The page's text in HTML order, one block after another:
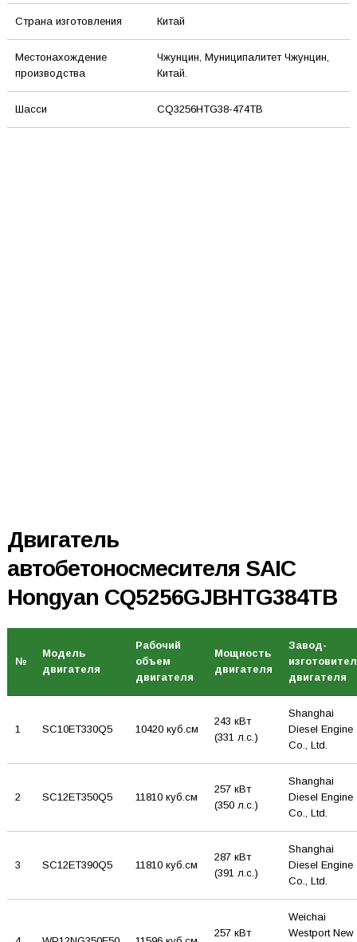
Страна изготовления Китай
Местонахождение
производства
Чжунцин, Муниципалитет Чжунцин,
Китай.
Шасси CQ3256HTG38-474TB
Двигатель
автобетоносмесителя SAIC
Hongyan CQ5256GJBHTG384TB
№
Модель
двигателя
Рабочий
объем
двигателя
Мощность
двигателя
Завод-
двигателя
1 SC10ET330Q5 10420 куб.см
243 кВт
(331 л.с.)
Shanghai
Diesel Engine
Co., Ltd.
2 SC12ET350Q5 11810 куб.см
257 кВт
(350 л.с.)
Shanghai
Diesel Engine
Co., Ltd.
3 SC12ET390Q5 11810 куб.см
287 кВт
(391 л.с.)
Shanghai
Diesel Engine
Co., Ltd.
257 кВт
Weichai
Westport New